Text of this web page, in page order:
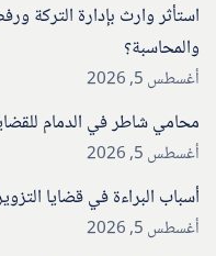
استأثر وارث بإدارة التركة
والمحاسبة؟
أغسطس 5, 2026
محامي شاطر في الدمام
أغسطس 5, 2026
أسباب البراءة في قضايا
أغسطس 5, 2026